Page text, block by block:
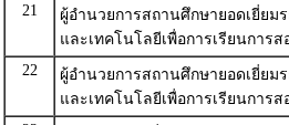
21
ผู้อำนวยการสถานศึกษายอดเยี่ย
และเทคโนโลยีเพื่อการเรียนการส
22
ผู้อำนวยการสถานศึกษายอดเยี่ย
และเทคโนโลยีเพื่อการเรียนการส